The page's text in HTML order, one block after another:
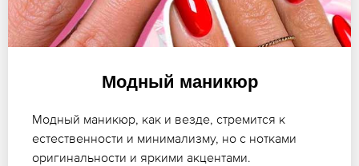
Модный маникюр
Модный маникюр, как и везде, стремится к
естественности и минимализму, но с нотками
оригинальности и яркими акцентами.